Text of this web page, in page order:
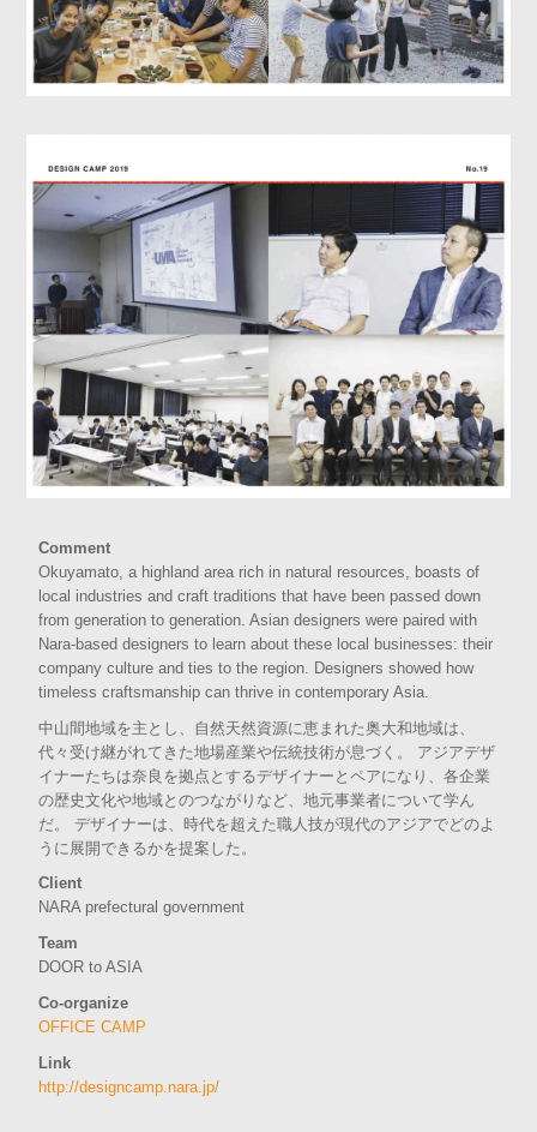
Comment
Okuyamato, a highland area rich in natural resources, boasts of
local industries and craft traditions that have been passed down
from generation to generation. Asian designers were paired with
Nara-based designers to learn about these local businesses: their
company culture and ties to the region. Designers showed how
timeless craftsmanship can thrive in contemporary Asia.
中山間地域を主とし、自然天然資源に恵まれた奥大和地域は、
代々受け継がれてきた地場産業や伝統技術が息づく。 アジアデザ
イナーたちは奈良を拠点とするデザイナーとペアになり、各企業
の歴史文化や地域とのつながりなど、地元事業者について学ん
だ。 デザイナーは、時代を超えた職人技が現代のアジアでどのよ
うに展開できるかを提案した。
Client
NARA prefectural government
Team
DOOR to ASIA
Co-organize
OFFICE CAMP
Link
http://designcamp.nara.jp/